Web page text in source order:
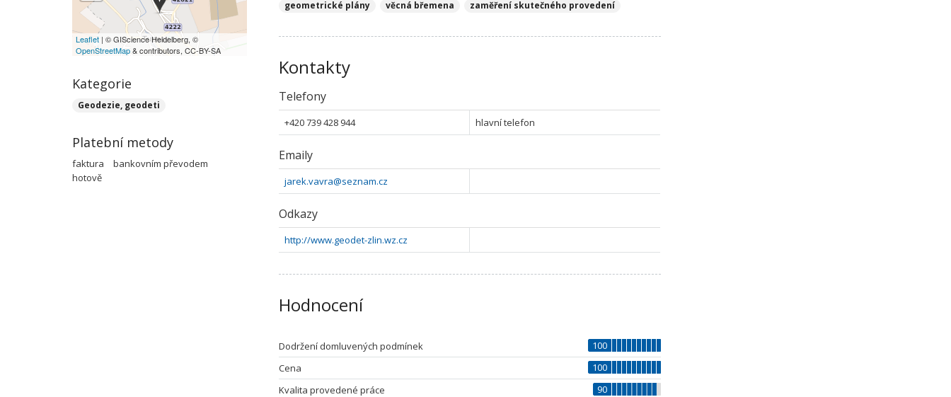
geometrické plány věcná břemena zaměření skutečného provedení
Kontakty
Telefony
+420 739 428 944 hlavní telefon
Emaily
jarek.vavra@seznam.cz
Odkazy
http://www.geodet-zlin.wz.cz
Hodnocení
Dodržení domluvených podmínek
100
Cena
100
Kvalita provedené práce
90
Leaflet | © GIScience Heidelberg, ©
OpenStreetMap& contributors, CC-BY-SA
Kategorie
Geodezie, geodeti
Platební metody
faktura
bankovním převodem
hotově